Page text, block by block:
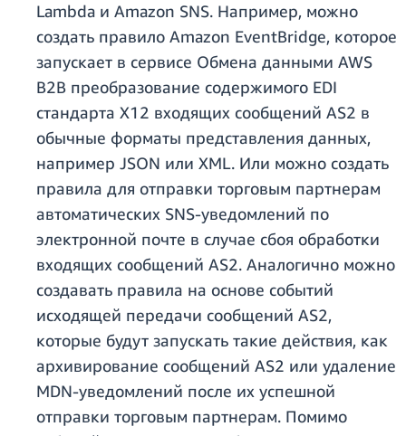
Lambda и Amazon SNS. Например, можно
создать правило Amazon EventBridge, которое
запускает в сервисе Обмена данными AWS
B2B преобразование содержимого EDI
стандарта X12 входящих сообщений AS2 в
обычные форматы представления данных,
например JSON или XML. Или можно создать
правила для отправки торговым партнерам
автоматических SNS-уведомлений по
электронной почте в случае сбоя обработки
входящих сообщений AS2. Аналогично можно
создавать правила на основе событий
исходящей передачи сообщений AS2,
которые будут запускать такие действия, как
архивирование сообщений AS2 или удаление
MDN-уведомлений после их успешной
отправки торговым партнерам. Помимо